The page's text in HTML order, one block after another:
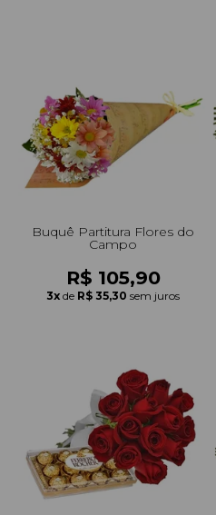
Buquê Partitura Flores do
Campo
R$ 105,90
3x de R$ 35,30 sem juros